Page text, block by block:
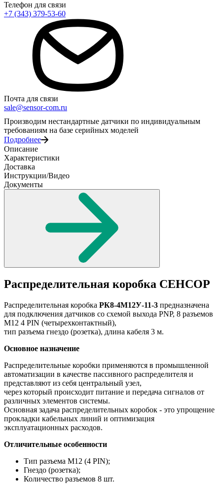
Телефон для связи
+7 (343) 379-53-60
Почта для связи
sale@sensor-com.ru
Производим нестандартные датчики по индивидуальным
требованиям на базе серийных моделей
Подробнее
Описание
Характеристики
Доставка
Инструкции/Видео
Документы
Распределительная коробка СЕНСОР
Распределительная коробка РК8-4М12У-11-3 предназначена
для подключения датчиков со схемой выхода PNP, 8 разъемов
М12 4 PIN (четырехконтактный),
тип разъема гнездо (розетка), длина кабеля 3 м.
Основное назначение
Распределительные коробки применяются в промышленной
автоматизации в качестве пассивного распределителя и
представляют из себя центральный узел,
через который происходит питание и передача сигналов от
различных элементов системы.
Основная задача распределительных коробок - это упрощение
прокладки кабельных линий и оптимизация
эксплуатационных расходов.
Отличительные особенности
Тип разъема М12 (4 PIN);
Гнездо (розетка);
Количество разъемов 8 шт.